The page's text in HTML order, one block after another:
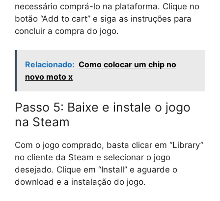
necessário comprá-lo na plataforma. Clique no
botão “Add to cart” e siga as instruções para
concluir a compra do jogo.
Relacionado: Como colocar um chip no
novo moto x
Passo 5: Baixe e instale o jogo
na Steam
Com o jogo comprado, basta clicar em “Library”
no cliente da Steam e selecionar o jogo
desejado. Clique em “Install” e aguarde o
download e a instalação do jogo.